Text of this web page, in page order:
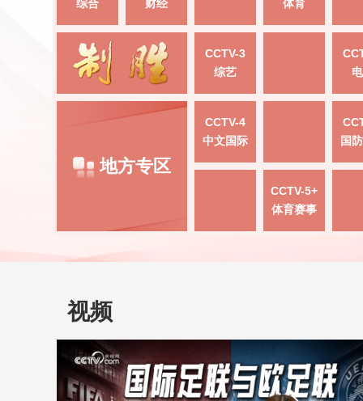
综合 财经 体育
CCTV-3
综艺
地方专区
CCTV-4
中文国际
国
CCTV-5+
体育赛事
视频